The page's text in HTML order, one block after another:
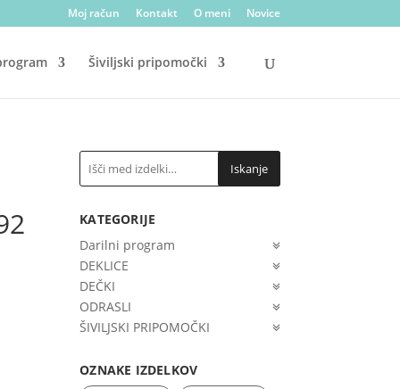
Moj račun Kontakt O meni Novice
Šiviljski pripomočki
Iskanje
KATEGORIJE
Darilni program
DEKLICE
DEČKI
ODRASLI
ŠIVILJSKI PRIPOMOČKI
OZNAKE IZDELKOV